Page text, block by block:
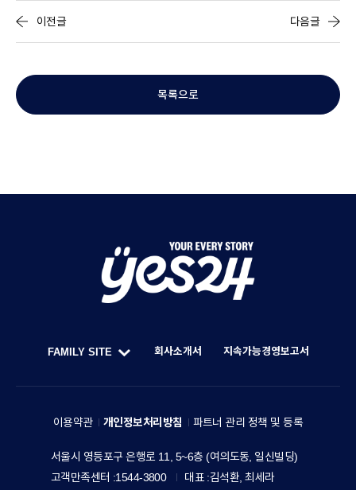
CAREER
이전글 다음글
목록으로
Y
U
R
V
E
R
FAMILY SITE
M
L
Y
예
24
홀
지속가능경영보고서
회사소개서
이용약관 개인정보처리방침 파트너 관리 정책 및 등록
주
소
서울시 영등포구 은행로 11, 5~6층 (여의도동, 일신빌딩)
고객만족센터
1544-3800 대표 김석환, 최세라